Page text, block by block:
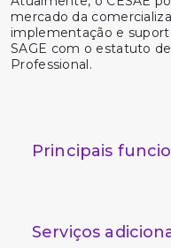
mercado da
implementação e
SAGE com o estatuto
Professional.
Principais
Serviços